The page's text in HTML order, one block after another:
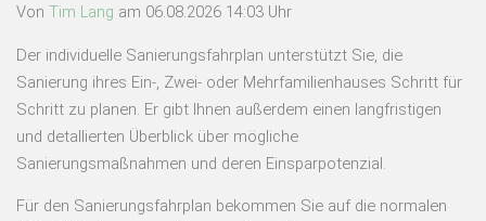
Von Tim Lang am 06.08.2026 14:03 Uhr
Der individuelle Sanierungsfahrplan unterstützt Sie, die
Sanierung ihres Ein-, Zwei- oder Mehrfamilienhauses Schritt für
Schritt zu planen. Er gibt Ihnen außerdem einen langfristigen
und detallierten Überblick über mögliche
Sanierungsmaßnahmen und deren Einsparpotenzial.
Für den Sanierungsfahrplan bekommen Sie auf die normalen